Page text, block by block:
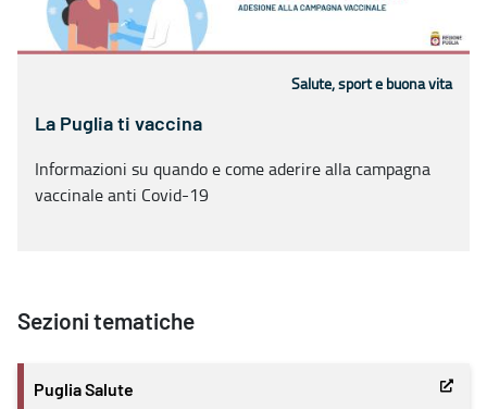
Salute, sport e buona vita
La Puglia ti vaccina
Informazioni su quando e come aderire alla campagna
vaccinale anti Covid-19
Sezioni tematiche
Puglia Salute